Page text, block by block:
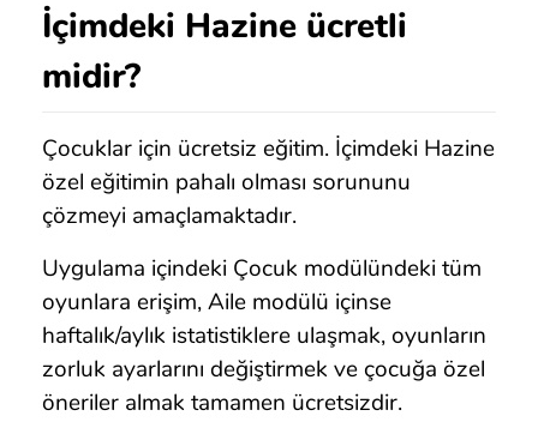
İçimdeki Hazine ücretli
midir?
Çocuklar için ücretsiz eğitim. İçimdeki Hazine
özel eğitimin pahalı olması sorununu
çözmeyi amaçlamaktadır.
Uygulama içindeki Çocuk modülündeki tüm
oyunlara erişim, Aile modülü içinse
haftalık/aylık istatistiklere ulaşmak, oyunların
zorluk ayarlarını değiştirmek ve çocuğa özel
öneriler almak tamamen ücretsizdir.